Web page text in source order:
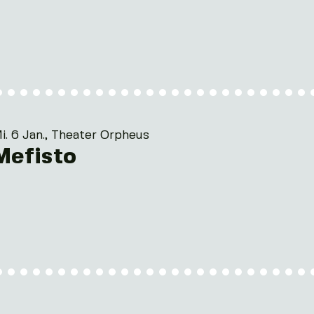
6 Jan., Theater Orpheus